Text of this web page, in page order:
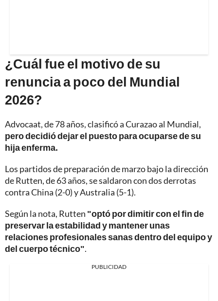
¿Cuál fue el motivo de su
renuncia a poco del Mundial
2026?
Advocaat, de 78 años, clasificó a Curazao al Mundial,
pero decidió dejar el puesto para ocuparse de su
hija enferma.
Los partidos de preparación de marzo bajo la dirección
de Rutten, de 63 años, se saldaron con dos derrotas
contra China (2-0) y Australia (5-1).
Según la nota, Rutten "optó por dimitir con el fin de
preservar la estabilidad y mantener unas
relaciones profesionales sanas dentro del equipo y
del cuerpo técnico".
PUBLICIDAD